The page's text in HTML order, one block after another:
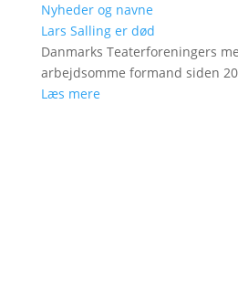
Nyheder og navne
Lars Salling er død
Danmarks Teaterforeningers
arbejdsomme formand siden
Læs mere